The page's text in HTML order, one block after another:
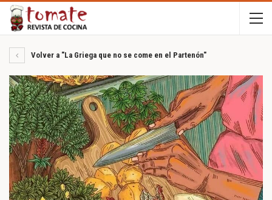
Volver a "La Griega que no se come en el Partenón"